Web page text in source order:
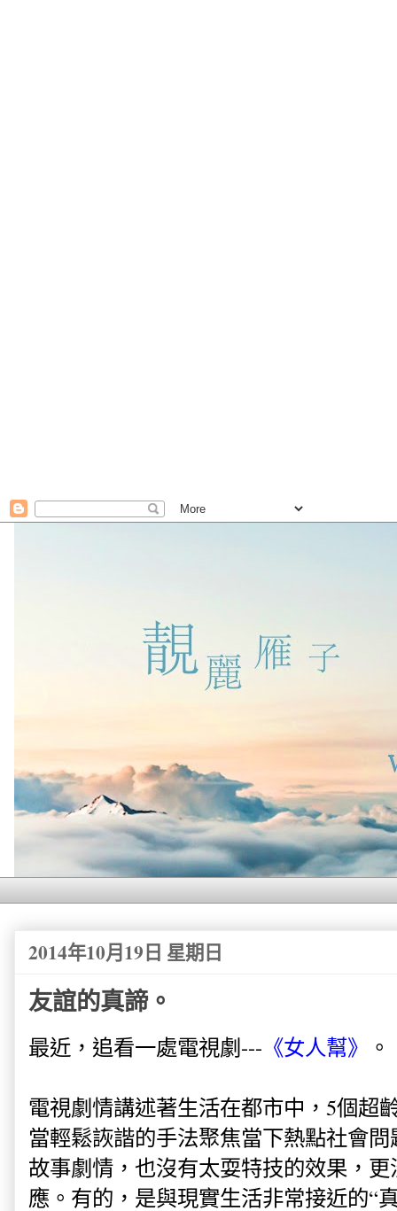
2014年10月19日 星期日
友誼的真諦。
最近，追看一處電視劇--- 《女人幫》 。
電視劇情講述著生活在都市中，5個超
當輕鬆詼諧的手法聚焦當下熱點社會
故事劇情，也沒有太耍特技的效果，
應。有的，是與現實生活非常接近的“